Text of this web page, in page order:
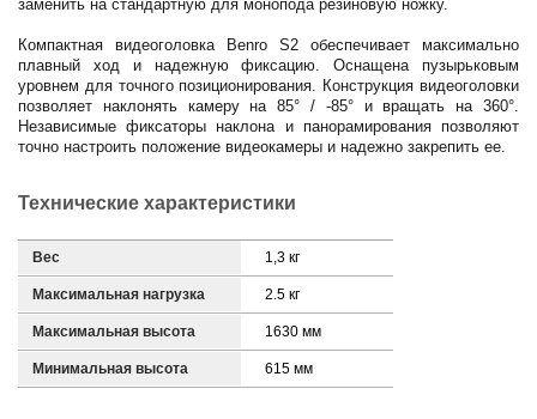
заменить на стандартную для монопода резиновую ножку.
Компактная видеоголовка Benro S2 обеспечивает максимально
плавный ход и надежную фиксацию. Оснащена пузырьковым
уровнем для точного позиционирования. Конструкция видеоголовки
позволяет наклонять камеру на 85° / -85° и вращать на 360°.
Независимые фиксаторы наклона и панорамирования позволяют
точно настроить положение видеокамеры и надежно закрепить ее.
Технические характеристики
Вес 1,3 кг
Максимальная нагрузка 2.5 кг
Максимальная высота 1630 мм
Минимальная высота 615 мм